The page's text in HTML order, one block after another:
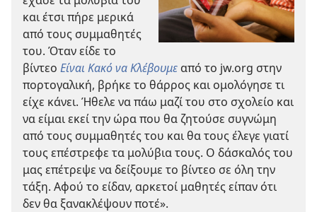
και έτσι πήρε μερικά
από τους συμμαθητές
του. Όταν είδε το
βίντεο Είναι Κακό να Κλέβουμε από το jw.org στην
πορτογαλική, βρήκε το θάρρος και ομολόγησε τι
είχε κάνει. Ήθελε να πάω μαζί του στο σχολείο και
να είμαι εκεί την ώρα που θα ζητούσε συγνώμη
από τους συμμαθητές του και θα τους έλεγε γιατί
τους επέστρεφε τα μολύβια τους. Ο δάσκαλός του
μας επέτρεψε να δείξουμε το βίντεο σε όλη την
τάξη. Αφού το είδαν, αρκετοί μαθητές είπαν ότι
δεν θα ξανακλέψουν ποτέ».